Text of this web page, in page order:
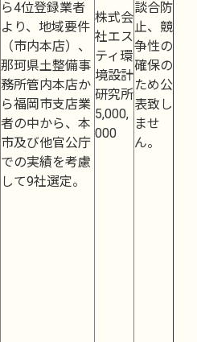
ら4位登録業者
より、地域要件
（市内本店）、
那珂県土整備事
務所管内本店か
ら福岡市支店業
者の中から、本
市及び他官公庁
での実績を考慮
して9社選定。
株式会
社エス
ティ環
境設計
研究所
5,000,
000
談合防
止、競
争性の
確保の
ため公
表致し
ませ
ん。